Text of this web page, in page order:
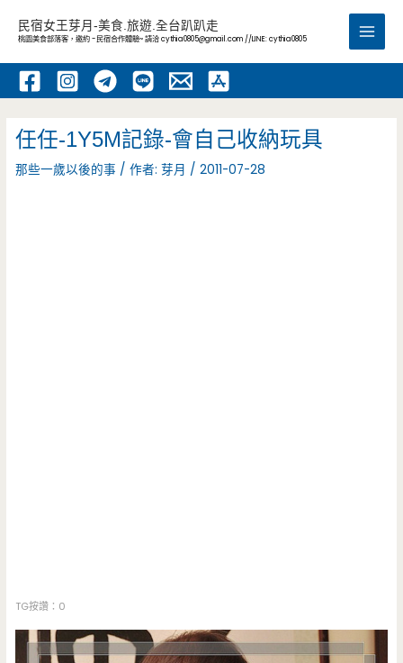
內
民宿女王芽月-美食.旅遊.全台趴趴走
桃園美食部落客，邀約 -民宿合作體驗~ 請洽cythia0805@gmail.com //LINE: cythia0805
Main
任任-1Y5M記錄-會自己收納玩具
那些一歲以後的事 / 作者:芽月 /2011-07-28
TG按讚：0